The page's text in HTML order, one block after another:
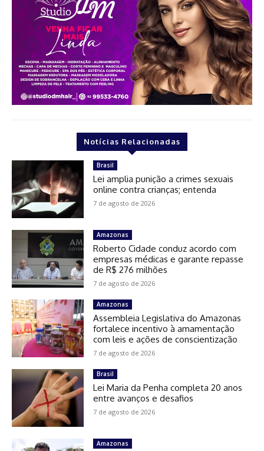
Notícias Relacionadas
Brasil
Lei amplia punição a crimes sexuais
online contra crianças; entenda
7 de agosto de 2026
Amazonas
Roberto Cidade conduz acordo com
empresas médicas e garante repasse
de R$ 276 milhões
7 de agosto de 2026
Amazonas
Assembleia Legislativa do Amazonas
fortalece incentivo à amamentação
com leis e ações de conscientização
7 de agosto de 2026
Brasil
Lei Maria da Penha completa 20 anos
entre avanços e desafios
7 de agosto de 2026
Amazonas